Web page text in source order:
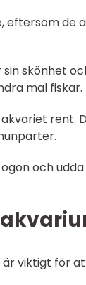
eftersom de
skönhet
mal fiskar.
rent.
och
viktigt för